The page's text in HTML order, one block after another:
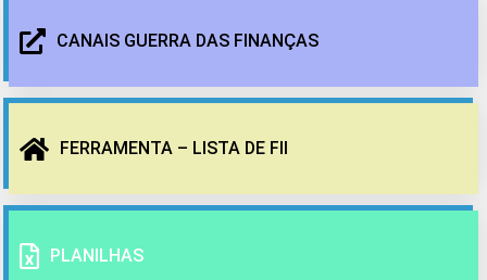
CANAIS GUERRA DAS FINANÇAS
FERRAMENTA – LISTA DE FII
PLANILHAS